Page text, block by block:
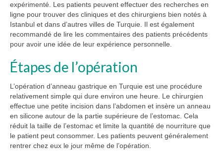
expérimenté. Les patients peuvent effectuer des recherches en
ligne pour trouver des cliniques et des chirurgiens bien notés à
Istanbul et dans d’autres villes de Turquie. Il est également
recommandé de lire les commentaires des patients précédents
pour avoir une idée de leur expérience personnelle.
Étapes de l’opération
L’opération d’anneau gastrique en Turquie est une procédure
relativement simple qui dure environ une heure. Le chirurgien
effectue une petite incision dans l’abdomen et insère un anneau
en silicone autour de la partie supérieure de l’estomac. Cela
réduit la taille de l’estomac et limite la quantité de nourriture que
le patient peut consommer. Les patients peuvent généralement
rentrer chez eux le jour même de l’opération.